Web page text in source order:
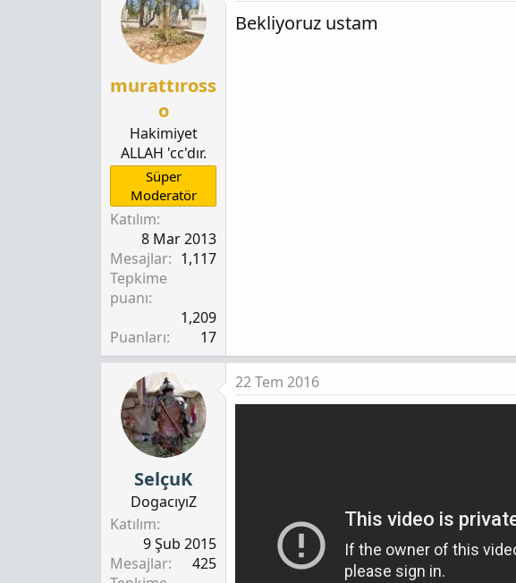
murattıross
o
Hakimiyet
ALLAH 'cc'dır.
Süper
Moderatör
Katılım
8 Mar 2013
Mesajlar
1,117
Tepkime
puanı
1,209
Puanları
17
Bekliyoruz ustam
SelçuK
DogacıyıZ
Katılım
9 Şub 2015
Mesajlar
425
22 Tem 2016